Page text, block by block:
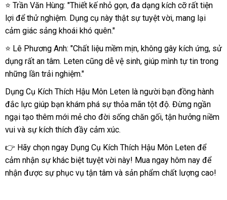
⭐ Trần Văn Hùng: "Thiết kế nhỏ gọn, đa dạng kích cỡ rất tiện
lợi để thử nghiệm. Dụng cụ này thật sự tuyệt vời, mang lại
cảm giác sảng khoái khó quên."
⭐ Lê Phương Anh: "Chất liệu mềm mịn, không gây kích ứng, sử
dụng rất an tâm. Leten cũng dễ vệ sinh, giúp mình tự tin trong
những lần trải nghiệm."
Dụng Cụ Kích Thích Hậu Môn Leten là người bạn đồng hành
đắc lực giúp bạn khám phá sự thỏa mãn tột độ. Đừng ngần
ngại tạo thêm mới mẻ cho đời sống chăn gối, tận hưởng niềm
vui và sự kích thích đầy cảm xúc.
👉 Hãy chọn ngay Dụng Cụ Kích Thích Hậu Môn Leten để
cảm nhận sự khác biệt tuyệt vời này! Mua ngay hôm nay để
nhận được sự phục vụ tận tâm và sản phẩm chất lượng cao!